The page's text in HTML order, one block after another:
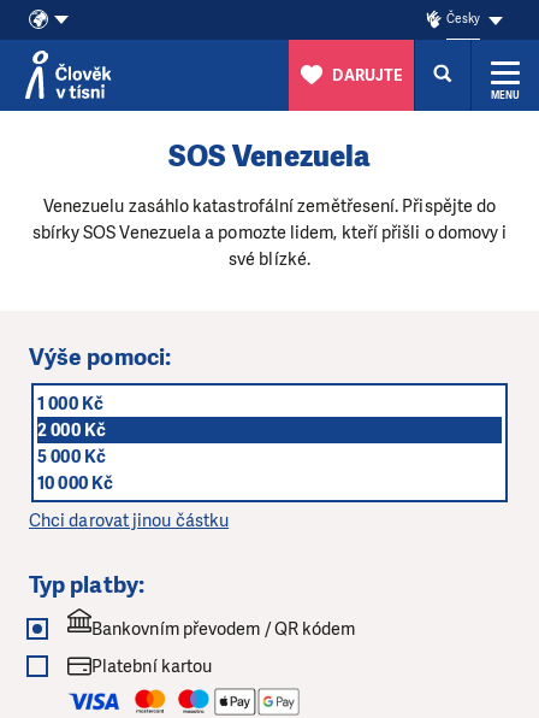
Česky
DARUJTE
MENU
SOS Venezuela
Venezuelu zasáhlo katastrofální zemětřesení. Přispějte do
sbírky SOS Venezuela a pomozte lidem, kteří přišli o domovy i
své blízké.
Výše pomoci:
1 000 Kč
2 000 Kč
5 000 Kč
10 000 Kč
Chci darovat jinou částku
Typ platby:
Bankovním převodem / QR kódem
Platební kartou